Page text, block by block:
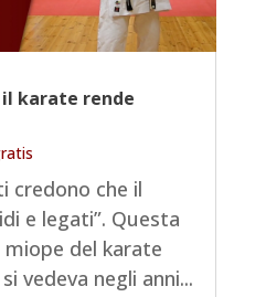
karate rende
credono che il
e legati”. Questa
del karate
vedeva negli anni...